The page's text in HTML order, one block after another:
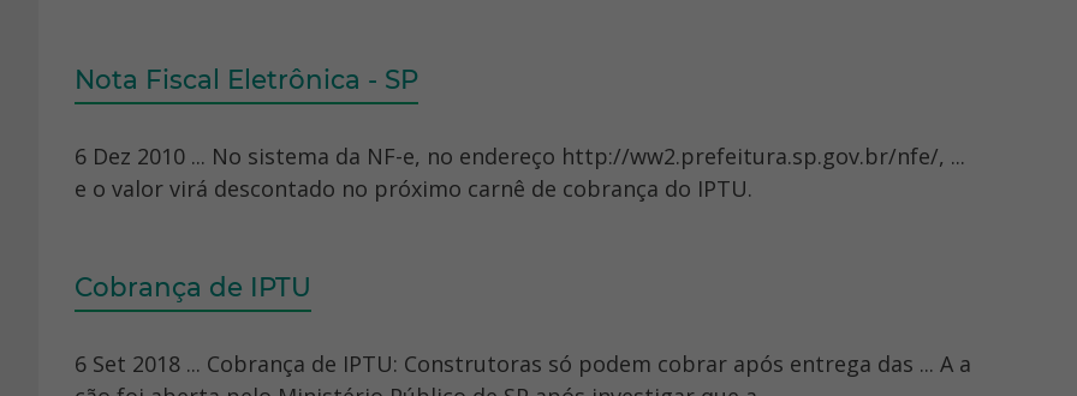
Nota Fiscal Eletrônica - SP
6 Dez 2010 ... No sistema da NF-e, no endereço http://ww2.prefeitura.sp.gov.br/nfe/, ...
e o valor virá descontado no próximo carnê de cobrança do IPTU.
Cobrança de IPTU
6 Set 2018 ... Cobrança de IPTU: Construtoras só podem cobrar após entrega das ... A a